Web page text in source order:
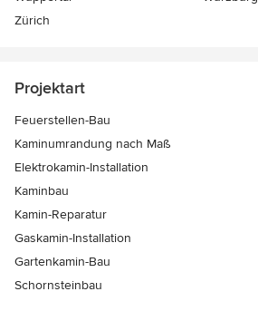
Zürich
Projektart
Feuerstellen-Bau
Kaminumrandung nach Maß
Elektrokamin-Installation
Kaminbau
Kamin-Reparatur
Gaskamin-Installation
Gartenkamin-Bau
Schornsteinbau